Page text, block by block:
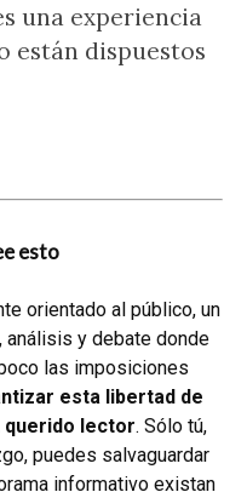
una experiencia
están dispuestos
esto
orientado al público, un
y debate donde
las imposiciones
esta libertad de
querido lector. Sólo tú,
puedes salvaguardar
informativo existan